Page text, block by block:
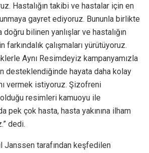
Hastalığın takibi ve hastalar için en
gayret ediyoruz. Bununla birlikte
bilinen yanlışlar ve hastalığın
farkındalık çalışmaları yürütüyoruz.
Aynı Resimdeyiz kampanyamızla
desteklendiğinde hayata daha kolay
vermek istiyoruz. Şizofreni
olduğu resimleri kamuoyu ile
pek çok hasta, hasta yakınına ilham
dedi.
Janssen tarafından keşfedilen